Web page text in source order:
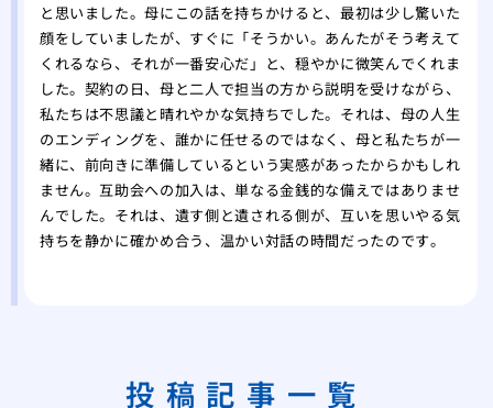
と思いました。母にこの話を持ちかけると、最初は少し驚いた
顔をしていましたが、すぐに「そうかい。あんたがそう考えて
くれるなら、それが一番安心だ」と、穏やかに微笑んでくれま
した。契約の日、母と二人で担当の方から説明を受けながら、
私たちは不思議と晴れやかな気持ちでした。それは、母の人生
のエンディングを、誰かに任せるのではなく、母と私たちが一
緒に、前向きに準備しているという実感があったからかもしれ
ません。互助会への加入は、単なる金銭的な備えではありませ
んでした。それは、遺す側と遺される側が、互いを思いやる気
持ちを静かに確かめ合う、温かい対話の時間だったのです。
投稿記事一覧